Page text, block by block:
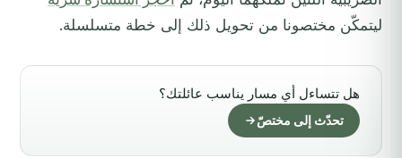
ليتمكّن مختصونا من تحويل ذلك إلى خطة متسلسلة.
هل تتساءل أي مسار يناسب عائلتك؟
تحدّث إلى مختصّ